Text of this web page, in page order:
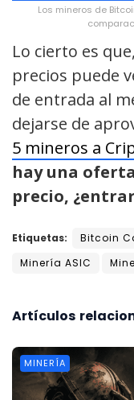
Los mineros de
Lo cierto es
precios puede
de entrada al
dejarse de
5 mineros a
hay una
precio,
Etiquetas: Bitcoin
Minería ASIC
Artículos
MINERÍA